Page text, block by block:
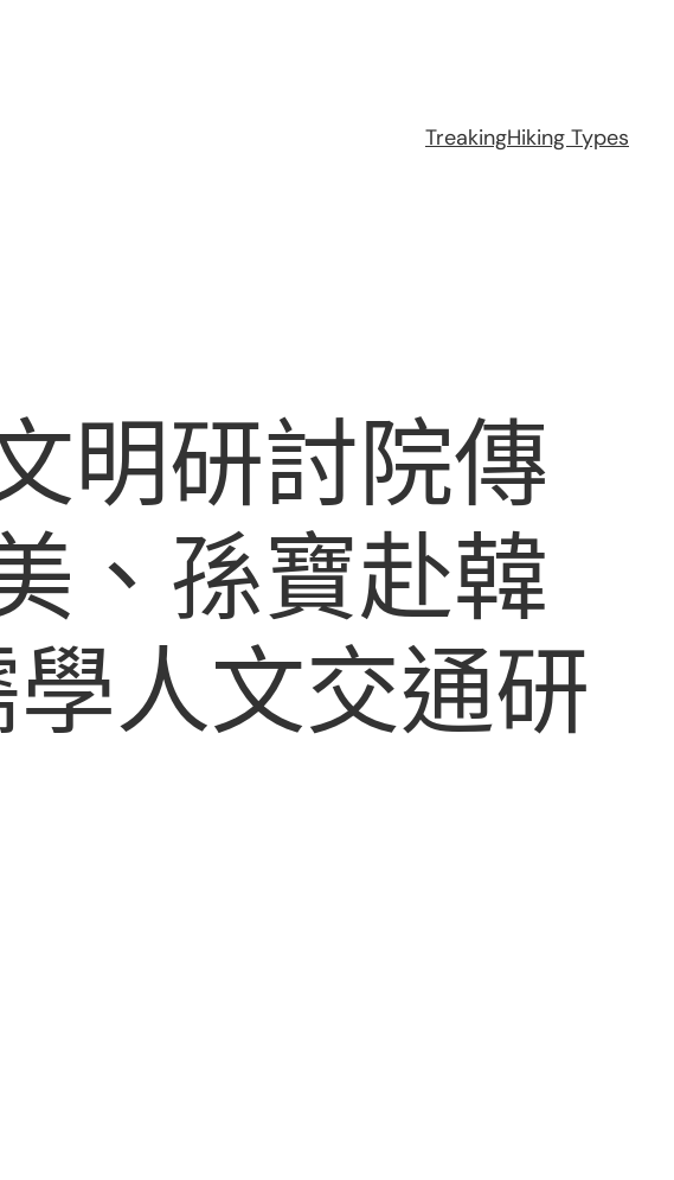
TreakingHiking Types
明研討院傳
、孫寶赴韓
人文交通研